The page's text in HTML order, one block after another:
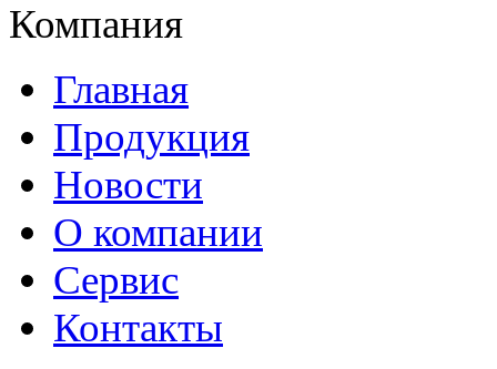
Компания
Главная
Продукция
Новости
О компании
Сервис
Контакты